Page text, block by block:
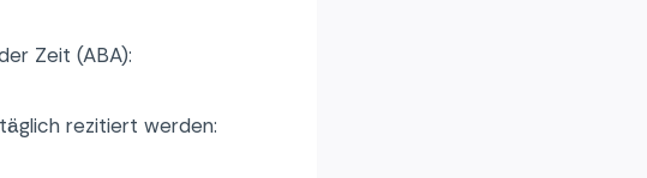
Zeit (ABA):
rezitiert werden: